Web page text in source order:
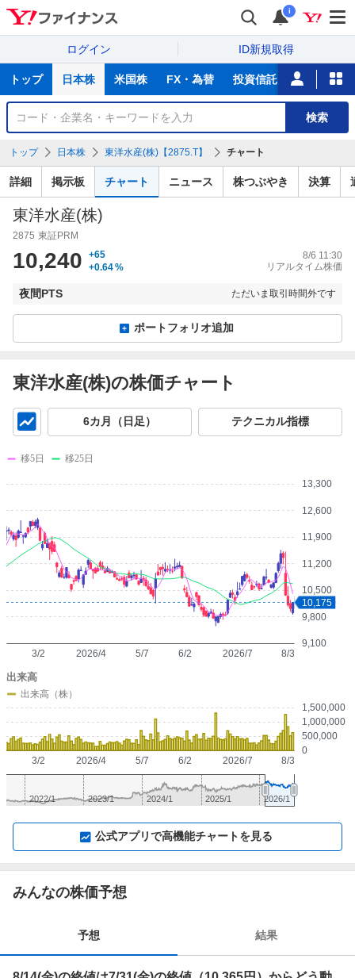
i
ログイン ID新規取得
サ
トップ 日本株 米国株 FX・為替 投資信託 ニュース
銘
検
索
検索
トップ 日本株 東洋水産(株)【2875.T】 チャート
詳細 掲示板 チャート ニュース 株つぶやき 決算
東洋水産(株)
2875 東証PRM
10,240
+65
+0.64%
8/6 11:30
リアルタイム株価
夜間PTS ただいま取引時間外です
ポートフォリオ追加
東洋水産(株)の株価チャート
6カ月（日足） テクニカル指標
9,100
9,800
10,500
11,200
11,900
12,600
13,300
2026/4 2026/7
3/2 5/7 6/2 8/3
10,175
移5日 移25日
0
500,000
1,000,000
1,500,000
2026/4 2026/7
3/2 5/7 6/2 8/3
出来高
出来高（株）
2023/1 2025/1
2022/1 2024/1 2026/1
公式アプリで高機能チャートを見る
みんなの株価予想
予想 結果